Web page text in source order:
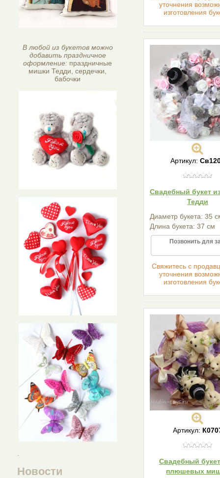
В любой из букетов можно
добавить праздничное
оформление: праздничные
мишки Тедди, сердечки,
бабочки
Новости
уточнения
изготовления
Артикул:
Свадебный букет
Тедди
Диаметр букета: 35
Длина букета: 37 см
Позвонить для
Cвяжитесь с
уточнения
изготовления
Артикул:
Свадебный
плюшевых